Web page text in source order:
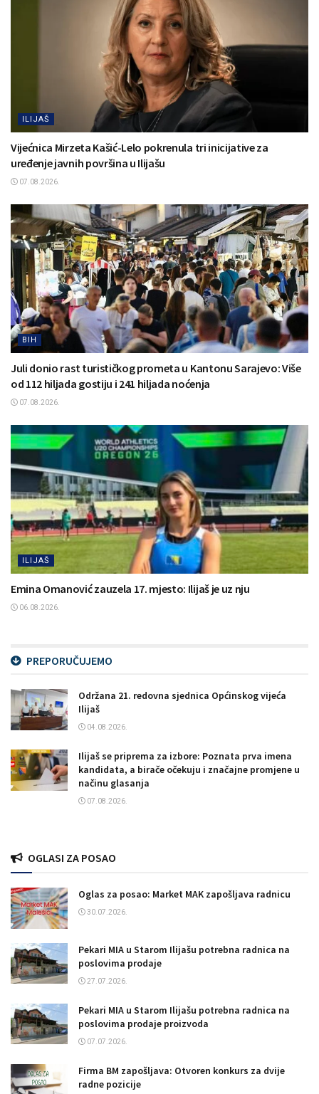
ILIJAŠ
Vijećnica Mirzeta Kašić-Lelo pokrenula tri inicijative za
uređenje javnih površina u Ilijašu
07.08.2026.
BIH
Juli donio rast turističkog prometa u Kantonu Sarajevo: Više
od 112 hiljada gostiju i 241 hiljada noćenja
07.08.2026.
ILIJAŠ
Emina Omanović zauzela 17. mjesto: Ilijaš je uz nju
06.08.2026.
PREPORUČUJEMO
Održana 21. redovna sjednica Općinskog vijeća
Ilijaš
04.08.2026.
Ilijaš se priprema za izbore: Poznata prva imena
kandidata, a birače očekuju i značajne promjene u
načinu glasanja
07.08.2026.
OGLASI ZA POSAO
Oglas za posao: Market MAK zapošljava radnicu
30.07.2026.
Pekari MIA u Starom Ilijašu potrebna radnica na
poslovima prodaje
27.07.2026.
Pekari MIA u Starom Ilijašu potrebna radnica na
poslovima prodaje proizvoda
07.07.2026.
Firma BM zapošljava: Otvoren konkurs za dvije
radne pozicije